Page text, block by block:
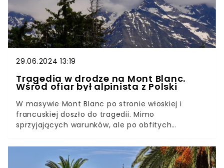
29.06.2024 13:19
Tragedia w drodze na Mont Blanc.
Wśród ofiar był alpinista z Polski
W masywie Mont Blanc po stronie włoskiej i
francuskiej doszło do tragedii. Mimo
sprzyjających warunków, ale po obfitych
informuje agencja ANSA, jednym ze wspinaczy